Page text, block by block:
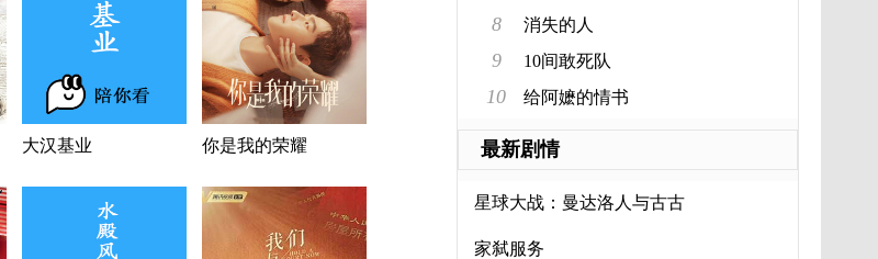
大汉基业 你是我的荣耀
8 消失的人
9 10间敢死队
10 给阿嬷的情书
最新剧情
星球大战：曼达洛人与古古
家弑服务